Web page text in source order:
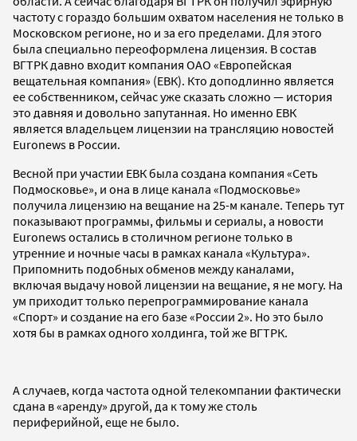
частоту с гораздо большим охватом населения не только в
Московском регионе, но и за его пределами. Для этого
была специально переоформлена лицензия. В состав
ВГТРК давно входит компания ОАО «Европейская
вещательная компания» (ЕВК). Кто доподлинно является
ее собственником, сейчас уже сказать сложно — история
это давняя и довольно запутанная. Но именно ЕВК
является владельцем лицензии на трансляцию новостей
Euronews в России.
Весной при участии ЕВК была создана компания «Сеть
Подмосковье», и она в лице канала «Подмосковье»
получила лицензию на вещание на 25-м канале. Теперь тут
показывают программы, фильмы и сериалы, а новости
Euronews остались в столичном регионе только в
утренние и ночные часы в рамках канала «Культура».
Припомнить подобных обменов между каналами,
включая выдачу новой лицензии на вещание, я не могу. На
ум приходит только перепрограммирование канала
«Спорт» и создание на его базе «России 2». Но это было
хотя бы в рамках одного холдинга, той же ВГТРК.
А случаев, когда частота одной телекомпании фактически
сдана в «аренду» другой, да к тому же столь
периферийной, еще не было.